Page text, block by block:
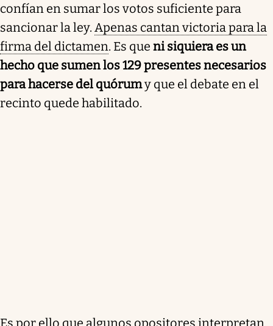
confían en sumar los votos suficiente para
sancionar la ley. Apenas cantan victoria para la
firma del dictamen. Es que ni siquiera es un
hecho que sumen los 129 presentes necesarios
para hacerse del quórumy que el debate en el
recinto quede habilitado.
Es por ello que algunos opositores interpretan